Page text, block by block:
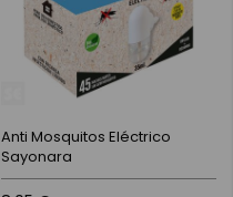
Anti Mosquitos Eléctrico
Sayonara